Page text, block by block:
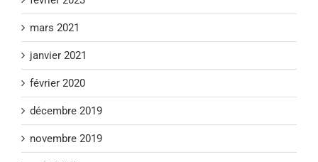
mars 2021
janvier 2021
février 2020
décembre 2019
novembre 2019